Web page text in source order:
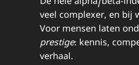
veel complexer, en bij
Voor mensen laten
prestige: kennis,
verhaal.